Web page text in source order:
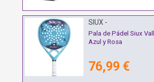
SIUX -
Pala de Pádel Siux
Azul y Rosa
76,99 €